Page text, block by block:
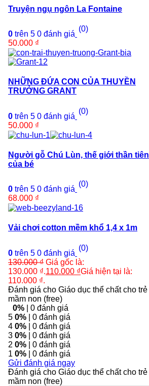
Truyện ngụ ngôn La Fontaine
0 trên 5 0 đánh giá
(0)
50.000 ₫
NHỮNG ĐỨA CON CỦA THUYỀN
TRƯỞNG GRANT
0 trên 5 0 đánh giá
(0)
50.000 ₫
Người gỗ Chú Lùn, thế giới thần tiên
của bé
0 trên 5 0 đánh giá
(0)
68.000 ₫
Vải chơi cotton mềm khổ 1,4 x 1m
0 trên 5 0 đánh giá
(0)
130.000₫ Giá gốc là:
130.000 ₫.110.000 ₫Giá hiện tại là:
110.000 ₫.
Đánh giá cho Giáo dục thể chất cho trẻ
mầm non (free)
0% | 0 đánh giá
5 0% | 0 đánh giá
4 0% | 0 đánh giá
3 0% | 0 đánh giá
2 0% | 0 đánh giá
1 0% | 0 đánh giá
Gửi đánh giá ngay
Đánh giá cho Giáo dục thể chất cho trẻ
mầm non (free)